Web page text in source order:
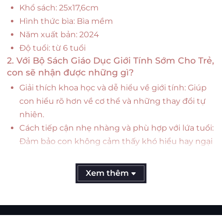
Khổ sách: 25x17,6cm
Hình thức bìa: Bìa mềm
Năm xuất bản: 2024
Độ tuổi: từ 6 tuổi
2. Với Bộ Sách Giáo Dục Giới Tính Sớm Cho Trẻ,
con sẽ nhận được những gì?
Giải thích khoa học và dễ hiểu về giới tính: Giúp
con hiểu rõ hơn về cơ thể và những thay đổi tự
nhiên.
Cách tiếp cận nhẹ nhàng và phù hợp với lứa tuổi:
Đảm bảo con không cảm thấy khó hiểu hay ngại
Tạo nền tảng vững chắc cho sự phát triển toàn
diện: Giúp con tự tin hơn trong các mối quan hệ
Xem thêm